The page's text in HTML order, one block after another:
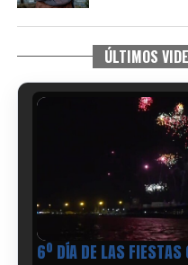
ÚLTIMOS
6º DÍA DE LAS